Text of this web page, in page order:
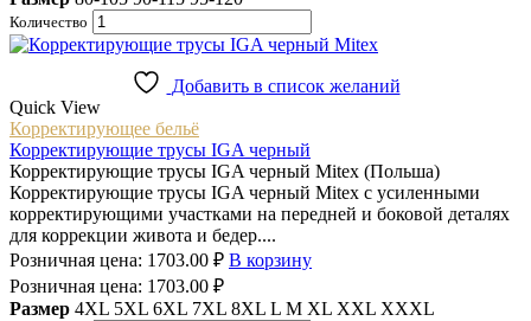
Количество
Добавить в список желаний
Quick View
Корректирующее бельё
Корректирующие трусы IGA черный
Корректирующие трусы IGA черный Mitex (Польша)
Корректирующие трусы IGA черный Mitex с усиленными
корректирующими участками на передней и боковой деталях
для коррекции живота и бедер....
Розничная цена: 1703.00 ₽ В корзину
Розничная цена: 1703.00 ₽
Размер 4XL 5XL 6XL 7XL 8XL L M XL XXL XXXL